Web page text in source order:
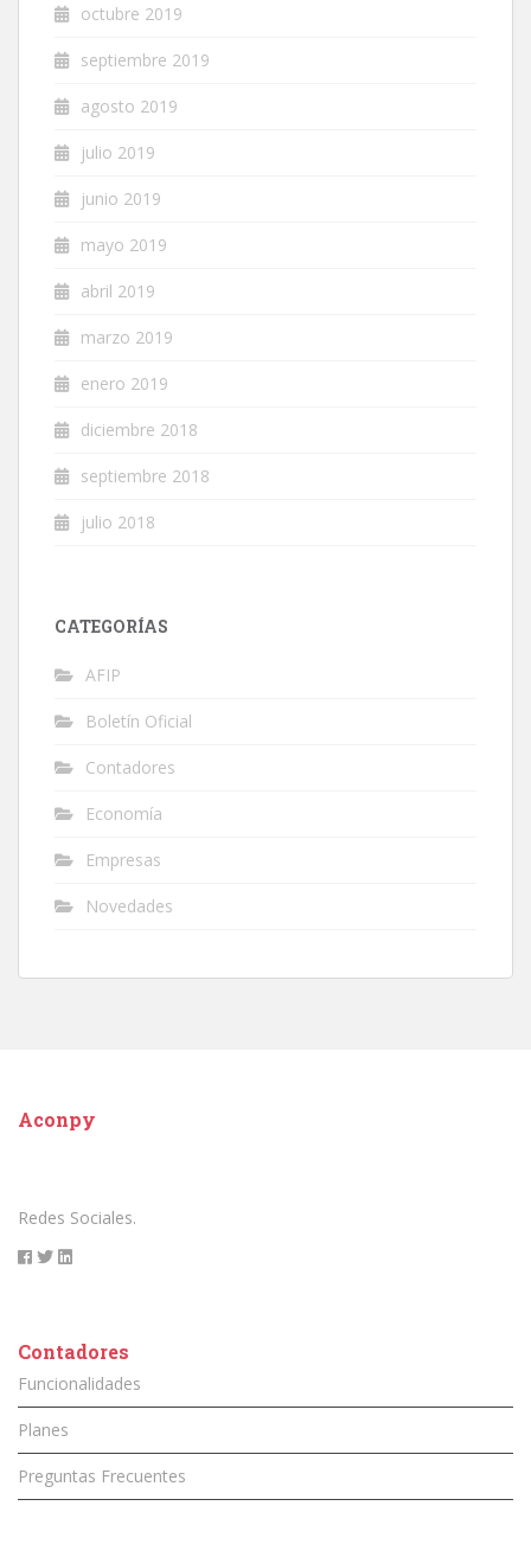
octubre 2019
septiembre 2019
agosto 2019
julio 2019
junio 2019
mayo 2019
abril 2019
marzo 2019
enero 2019
diciembre 2018
septiembre 2018
julio 2018
CATEGORÍAS
AFIP
Boletín Oficial
Contadores
Economía
Empresas
Novedades
Aconpy
Redes Sociales.
Contadores
Funcionalidades
Planes
Preguntas Frecuentes